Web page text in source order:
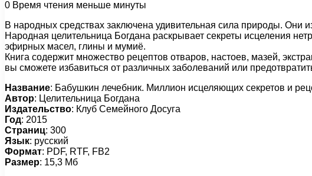
0 Время чтения меньше минуты
В народных средствах заключена удивительная сила природы. Они
Народная целительница Богдана раскрывает секреты исцеления
эфирных масел, глины и мумиё.
Книга содержит множество рецептов отваров, настоев, мазей,
вы сможете избавиться от различных заболеваний или
Название: Бабушкин лечебник. Миллион исцеляющих секретов и
Автор: Целительница Богдана
Издательство: Клуб Семейного Досуга
Год: 2015
Страниц: 300
Язык: русский
Формат: PDF, RTF, FB2
Размер: 15,3 Мб